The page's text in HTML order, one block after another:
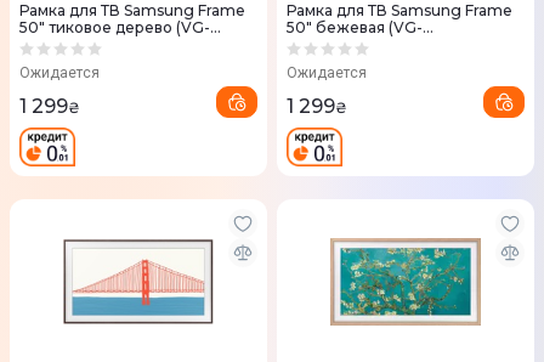
Рамка для ТВ Samsung Frame
50" тиковое дерево (VG-
SCFA50TKBRU)
Ожидается
1 299₴
Рамка для ТВ Samsung Frame
50" бежевая (VG-
SCFA50BEBRU)
Ожидается
1 299₴